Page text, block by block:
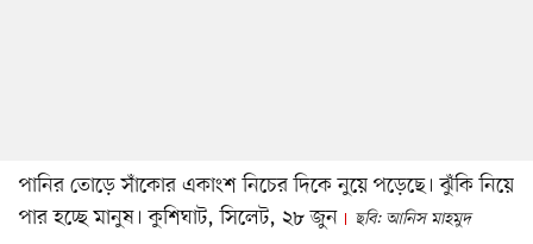
পানির তোড়ে সাঁকোর একাংশ নিচের দিকে নুয়ে পড়েছে। ঝুঁকি নিয়ে
পার হচ্ছে মানুষ। কুশিঘাট, সিলেট, ২৮ জুন
ছবি: আনিস মাহমুদ